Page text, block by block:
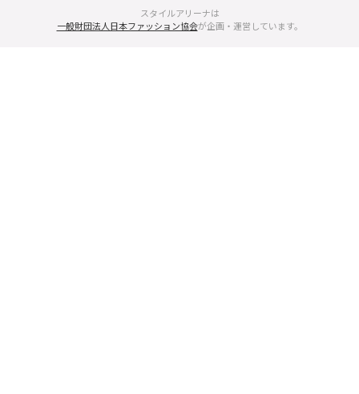
スタイルアリーナは
一般財団法人日本ファッション協会が企画・運営しています。